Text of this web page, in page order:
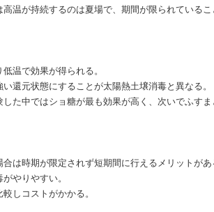
高温が持続するのは夏場で、期間が限られている
温で効果が得られる。
い還元状態にすることが太陽熱土壌消毒と異なる。
した中ではショ糖が最も効果が高く、次いでふす
合は時期が限定されず短期間に行えるメリットがあ
やりやすい。
しコストがかかる。